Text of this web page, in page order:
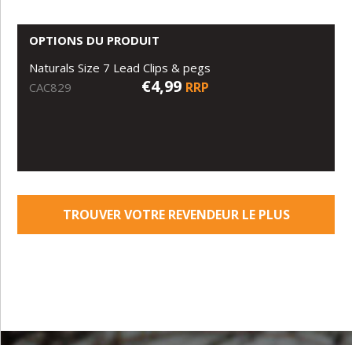
OPTIONS DU PRODUIT
Naturals Size 7 Lead Clips & pegs
CAC829
€4,99 RRP
TROUVER VOTRE REVENDEUR LE PLUS